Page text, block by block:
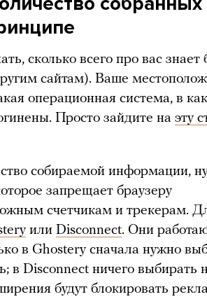
сколько всего про вас знает
сайтам). Ваше
операционная система, в
Просто зайдите на эту
собираемой информации,
запрещает браузеру
счетчикам и трекерам.
или Disconnect. Они
в Ghostery сначала нужно
в Disconnect ничего выбирать
будут блокировать